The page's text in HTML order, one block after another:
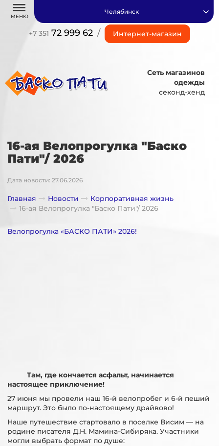
МЕНЮ
+7 351 72 999 62 / Интернет-магазин
Челябинск
Сеть магазинов
одежды
секонд-хенд
16-ая Велопрогулка "Баско
Пати"/ 2026
Дата новости: 27.06.2026
Главная Новости
Корпоративная жизнь
16-ая Велопрогулка "Баско Пати"/ 2026
Велопрогулка «БАСКО ПАТИ» 2026!
Там, где кончается асфальт, начинается
настоящее приключение!
27 июня мы провели наш 16-й велопробег и 6-й пеший
маршрут. Это было по-настоящему драйвово!
Наше путешествие стартовало в поселке Висим — на
родине писателя Д.Н. Мамина-Сибиряка. Участники
могли выбрать формат по душе: